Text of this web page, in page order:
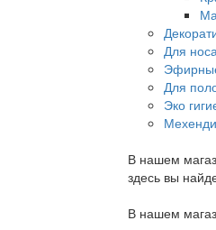
Для
Для
Эко
Мехенди
В нашем
здесь вы
В нашем